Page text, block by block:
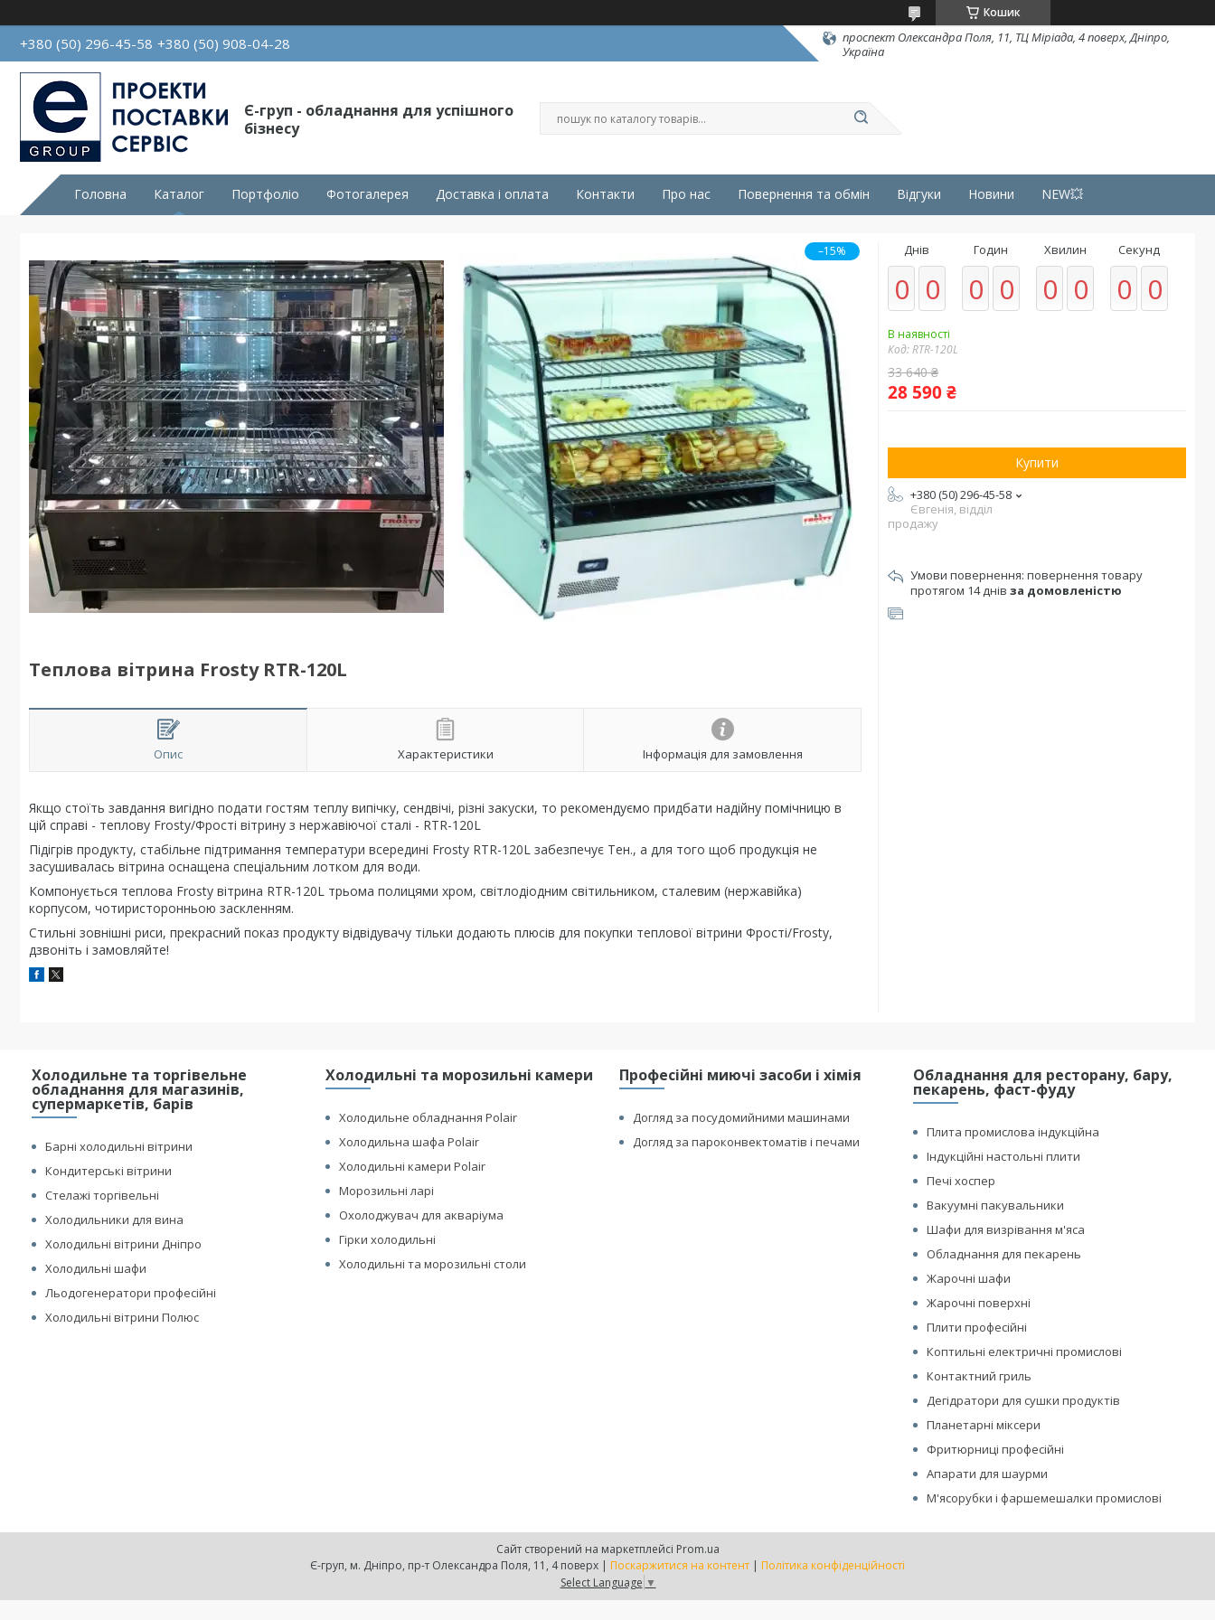
Кошик
+380 (50) 296-45-58 +380 (50) 908-04-28
проспект Олександра Поля, 11, ТЦ Міріада, 4 поверх, Дніпро,
Україна
Є-груп - обладнання для успішного
бізнесу
Головна Каталог Портфоліо Фотогалерея Доставка і оплата Контакти Про нас Повернення та обмін Відгуки Новини NEW💥
–15%
Теплова вітрина Frosty RTR-120L
Опис Характеристики Інформація для замовлення
Якщо стоїть завдання вигідно подати гостям теплу випічку, сендвічі, різні закуски, то рекомендуємо придбати надійну помічницю в
цій справі - теплову Frosty/Фрості вітрину з нержавіючої сталі - RTR-120L
Підігрів продукту, стабільне підтримання температури всередині Frosty RTR-120L забезпечує Тен., а для того щоб продукція не
засушивалась вітрина оснащена спеціальним лотком для води.
Компонується теплова Frosty вітрина RTR-120L трьома полицями хром, світлодіодним світильником, сталевим (нержавійка)
корпусом, чотиристоронньою заскленням.
Стильні зовнішні риси, прекрасний показ продукту відвідувачу тільки додають плюсів для покупки теплової вітрини Фрості/Frosty,
дзвоніть і замовляйте!
Днів
0 0
Годин
0 0
Хвилин
0 0
Секунд
0 0
В наявності
Код:RTR-120L
33 640 ₴
28 590 ₴
Купити
+380 (50) 296-45-58
Євгенія, відділ
продажу
повернення товару
протягом 14 днів за домовленістю
Холодильне та торгівельне
обладнання для магазинів,
супермаркетів, барів
Барні холодильні вітрини
Кондитерські вітрини
Стелажі торгівельні
Холодильники для вина
Холодильні вітрини Дніпро
Холодильні шафи
Льодогенератори професійні
Холодильні вітрини Полюс
Холодильні та морозильні камери
Холодильне обладнання Polair
Холодильна шафа Polair
Холодильні камери Polair
Морозильні ларі
Охолоджувач для акваріума
Гірки холодильні
Холодильні та морозильні столи
Професійні миючі засоби і хімія
Догляд за посудомийними машинами
Догляд за пароконвектоматів і печами
Обладнання для ресторану, бару,
пекарень, фаст-фуду
Плита промислова індукційна
Індукційні настольні плити
Печі хоспер
Вакуумні пакувальники
Шафи для визрівання м'яса
Обладнання для пекарень
Жарочні шафи
Жарочні поверхні
Плити професійні
Коптильні електричні промислові
Контактний гриль
Дегідратори для сушки продуктів
Планетарні міксери
Фритюрниці професійні
Апарати для шаурми
М'ясорубки і фаршемешалки промислові
Сайт створений на маркетплейсі Prom.ua
Є-груп, м. Дніпро, пр-т Олександра Поля, 11, 4 поверх | Поскаржитися на контент | Політика конфіденційності
Select Language ▼